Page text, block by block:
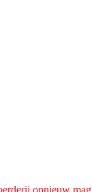
opnieuw